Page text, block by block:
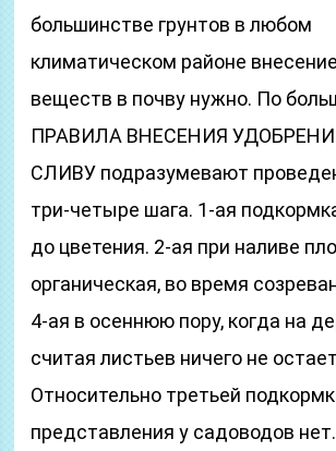
большинстве грунтов в любом
климатическом районе
веществ в почву нужно. По
ПРАВИЛА ВНЕСЕНИЯ
СЛИВУ подразумевают
три-четыре шага. 1-ая
до цветения. 2-ая при наливе
органическая, во время
4-ая в осеннюю пору, когда на
считая листьев ничего не
Относительно третьей
представления у садоводов